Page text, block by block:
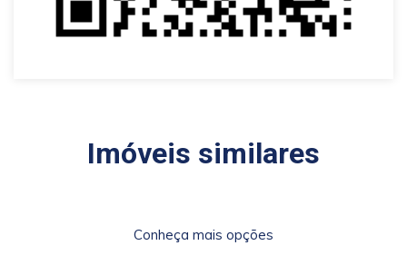
Imóveis similares
Conheça mais opções